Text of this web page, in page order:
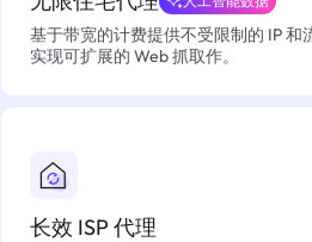
基于带宽的计费提供不受限制的 IP
实现可扩展的 Web 抓取作。
长效 ISP 代理